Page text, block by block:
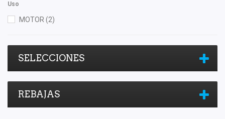
Uso
MOTOR(2)
SELECCIONES
REBAJAS